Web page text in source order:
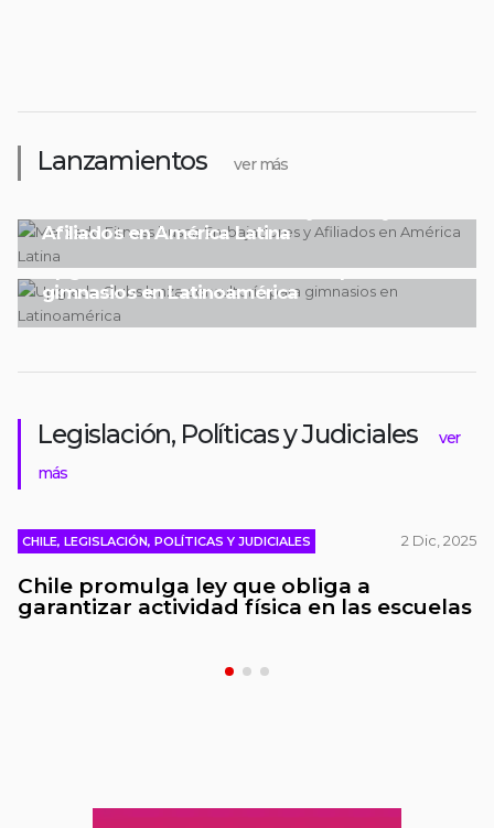
Lanzamientos ver más
Afiliados en América Latina
ARGENTINA LANZAMIENTOS
Upgrade Clubs lanza consultoría para
gimnasios en Latinoamérica
Legislación, Políticas y Judiciales
ver
más
CHILE, LEGISLACIÓN, POLÍTICAS Y JUDICIALES 2 Dic, 2025
Chile promulga ley que obliga a
garantizar actividad física en las escuelas